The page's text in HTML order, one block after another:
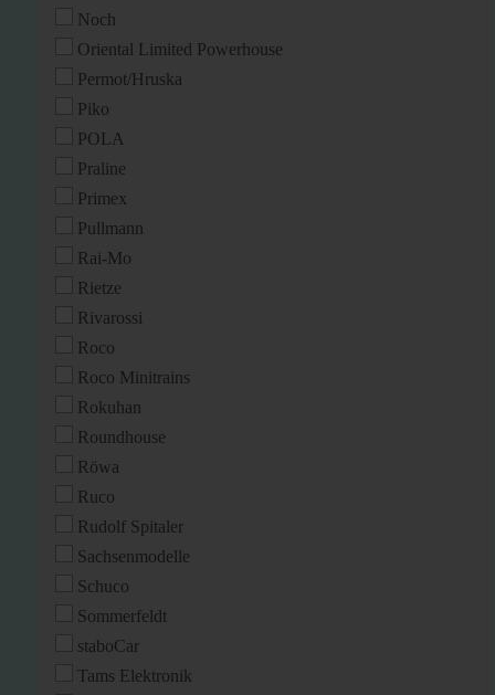
Noch
Oriental Limited Powerhouse
Permot/Hruska
Piko
POLA
Praline
Primex
Pullmann
Rai-Mo
Rietze
Rivarossi
Roco
Roco Minitrains
Rokuhan
Roundhouse
Röwa
Ruco
Rudolf Spitaler
Sachsenmodelle
Schuco
Sommerfeldt
staboCar
Tams Elektronik